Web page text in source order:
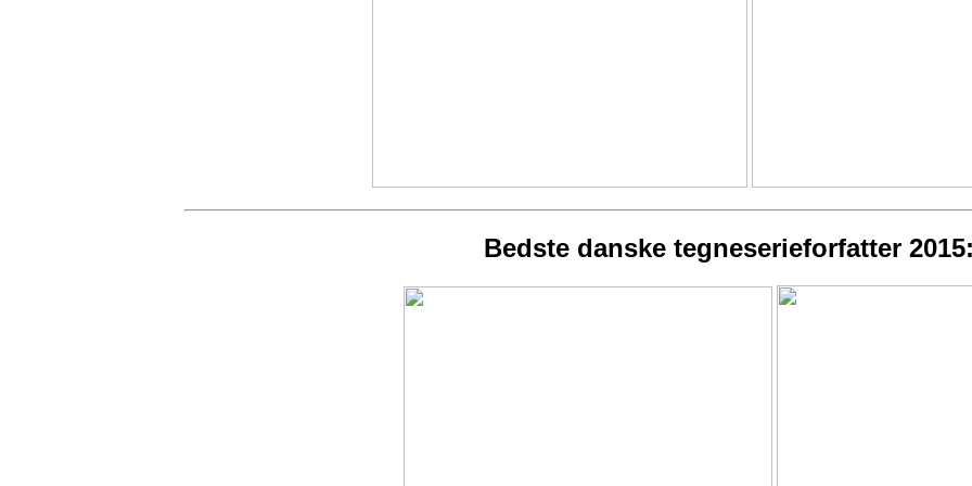
Bedste danske tegneserieforfatter